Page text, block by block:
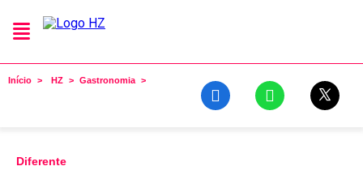
Início HZ Gastronomia
Diferente